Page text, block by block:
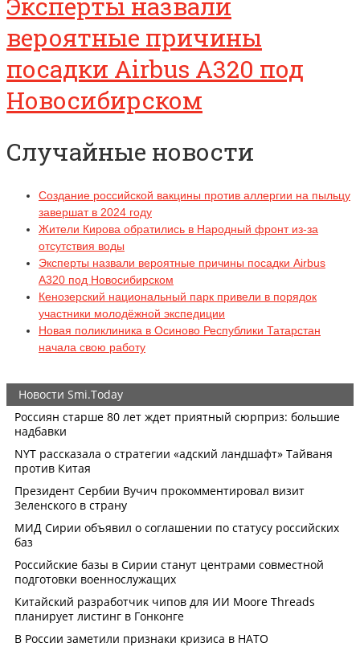
вероятные причины
посадки Airbus А320 под
Новосибирском
Случайные новости
Создание российской вакцины против аллергии на пыльцу
завершат в 2024 году
Жители Кирова обратились в Народный фронт из-за
отсутствия воды
Эксперты назвали вероятные причины посадки Airbus
А320 под Новосибирском
Кенозерский национальный парк привели в порядок
участники молодёжной экспедиции
Новая поликлиника в Осиново Республики Татарстан
начала свою работу